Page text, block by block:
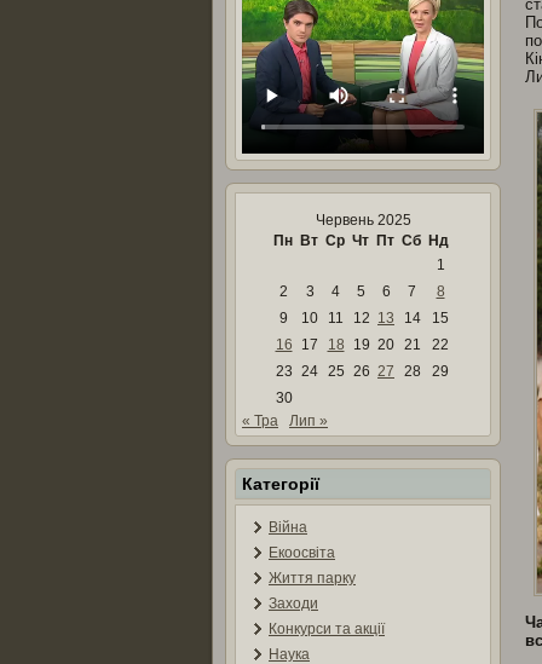
Червень 2025
Пн
Вт Ср Чт Пт Сб
Нд
1
2
3 4 5 6 7
8
9
10 11 12 13 14
15
16
17 18 19 20 21
22
23 24 25 26 27 28
29
30
« Тра
Лип »
Категорії
Війна
Екоосвіта
Життя парку
Заходи
Конкурси та акції
Наука